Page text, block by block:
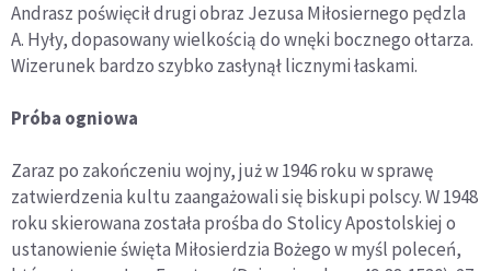
Andrasz poświęcił drugi obraz Jezusa Miłosiernego pędzla
A. Hyły, dopasowany wielkością do wnęki bocznego ołtarza.
Wizerunek bardzo szybko zasłynął licznymi łaskami.
Próba ogniowa
Zaraz po zakończeniu wojny, już w 1946 roku w sprawę
zatwierdzenia kultu zaangażowali się biskupi polscy. W 1948
roku skierowana została prośba do Stolicy Apostolskiej o
ustanowienie święta Miłosierdzia Bożego w myśl poleceń,